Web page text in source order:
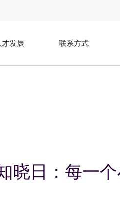
才发展 联系方式
晓日：每一